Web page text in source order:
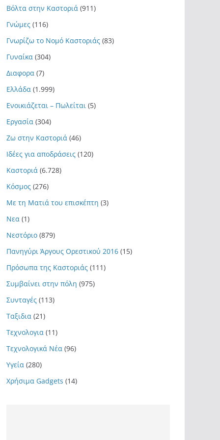
Βόλτα στην Καστοριά (911)
Γνώμες (116)
Γνωρίζω το Νομό Καστοριάς (83)
Γυναίκα (304)
Διαφορα (7)
Ελλάδα (1.999)
Ενοικιάζεται – Πωλείται (5)
Εργασία (304)
Ζω στην Καστοριά (46)
Ιδέες για αποδράσεις (120)
Καστοριά (6.728)
Κόσμος (276)
Με τη Ματιά του επισκέπτη (3)
Νεα (1)
Νεστόριο (879)
Πανηγύρι Άργους Ορεστικού 2016 (15)
Πρόσωπα της Καστοριάς (111)
Συμβαίνει στην πόλη (975)
Συνταγές (113)
Ταξιδια (21)
Τεχνολογια (11)
Τεχνολογικά Νέα (96)
Υγεία (280)
Χρήσιμα Gadgets (14)